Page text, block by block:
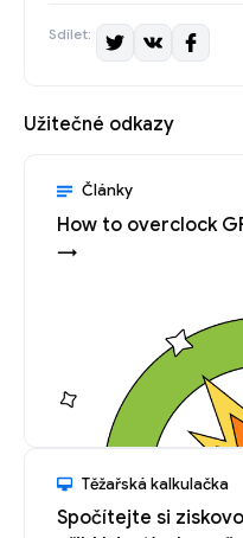
Sdílet:
Užitečné odkazy
Články
How to overclock
→
Těžařská kalkulačka
Spočítejte si